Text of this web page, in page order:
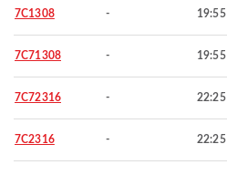
7C1308 - 19:55
7C71308 - 19:55
7C72316 - 22:25
7C2316 - 22:25